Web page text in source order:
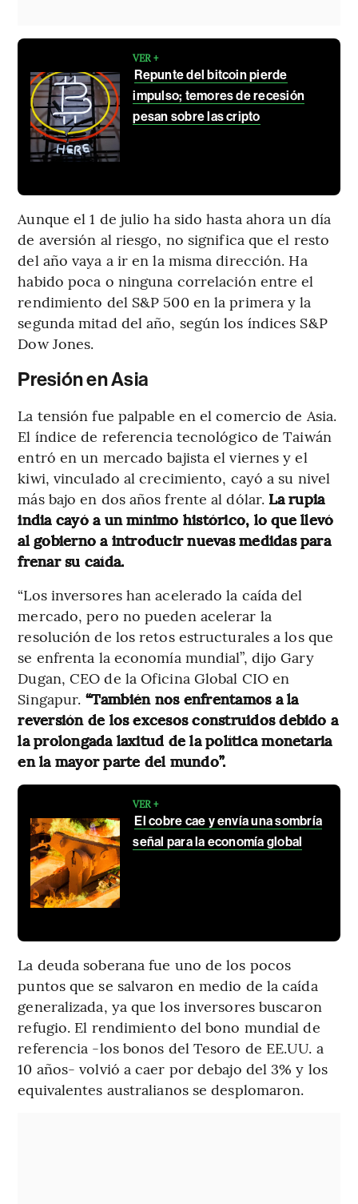
VER +
Repunte del bitcoin pierde
impulso; temores de recesión
pesan sobre las cripto
Aunque el 1 de julio ha sido hasta ahora un día
de aversión al riesgo, no significa que el resto
del año vaya a ir en la misma dirección. Ha
habido poca o ninguna correlación entre el
rendimiento del S&P 500 en la primera y la
segunda mitad del año, según los índices S&P
Dow Jones.
Presión en Asia
La tensión fue palpable en el comercio de Asia.
El índice de referencia tecnológico de Taiwán
entró en un mercado bajista el viernes y el
kiwi, vinculado al crecimiento, cayó a su nivel
más bajo en dos años frente al dólar. La rupia
india cayó a un mínimo histórico, lo que llevó
al gobierno a introducir nuevas medidas para
frenar su caída.
“Los inversores han acelerado la caída del
mercado, pero no pueden acelerar la
resolución de los retos estructurales a los que
se enfrenta la economía mundial”, dijo Gary
Dugan, CEO de la Oficina Global CIO en
Singapur. “También nos enfrentamos a la
reversión de los excesos construidos debido a
la prolongada laxitud de la política monetaria
en la mayor parte del mundo”.
VER +
El cobre cae y envía una sombría
señal para la economía global
La deuda soberana fue uno de los pocos
puntos que se salvaron en medio de la caída
generalizada, ya que los inversores buscaron
refugio. El rendimiento del bono mundial de
referencia -los bonos del Tesoro de EE.UU. a
10 años- volvió a caer por debajo del 3% y los
equivalentes australianos se desplomaron.